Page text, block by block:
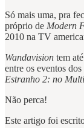
Só mais uma, pra
próprio de Modern
2010 na TV
Wandavision tem
entre os eventos
Estranho 2: no
Não perca!
Este artigo foi